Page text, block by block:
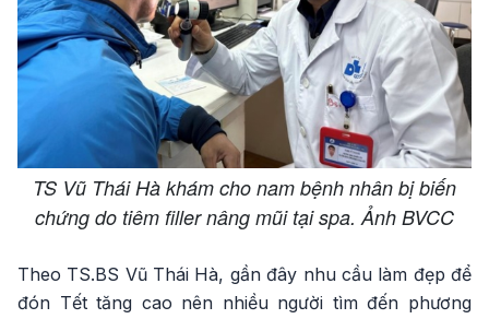
TS Vũ Thái Hà khám cho nam bệnh nhân bị biến
chứng do tiêm filler nâng mũi tại spa. Ảnh BVCC
Theo TS.BS Vũ Thái Hà, gần đây nhu cầu làm đẹp để
đón Tết tăng cao nên nhiều người tìm đến phương